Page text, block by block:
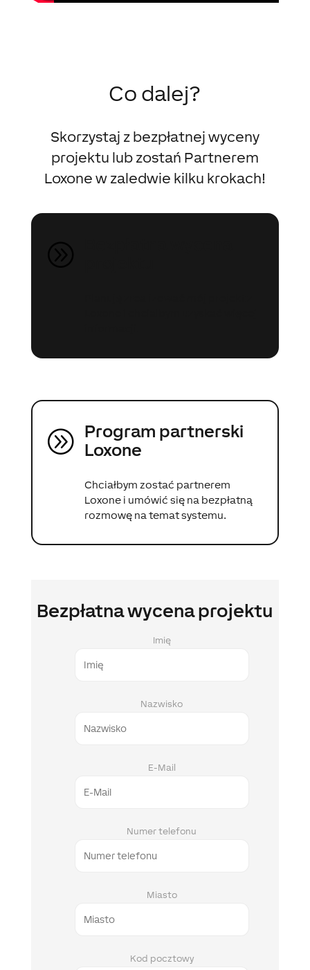
Co dalej?
Skorzystaj z bezpłatnej wyceny
projektu lub zostań Partnerem
Loxone w zaledwie kilku krokach!
A Program partnerski
Loxone
Chciałbym zostać partnerem
Loxone i umówić się na bezpłatną
rozmowę na temat systemu.
Bezpłatna wycena projektu
Imię
Nazwisko
E-Mail
Numer telefonu
Miasto
Kod pocztowy